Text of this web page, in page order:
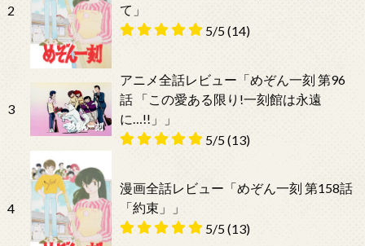
2
て」
5/5(14)
3
アニメ全話レビュー「めぞん一刻 第96
話 「この愛ある限り!一刻館は永遠
に…!!」」
5/5(13)
4
漫画全話レビュー「めぞん一刻 第158話
「約束」」
5/5(13)